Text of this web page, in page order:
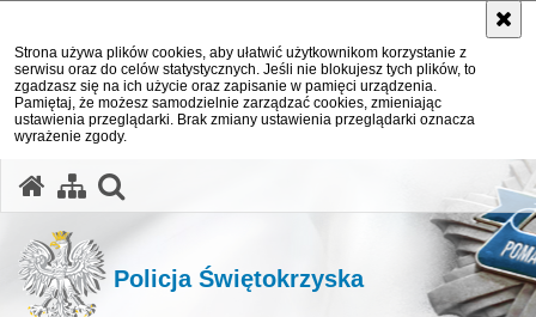
Strona używa plików cookies, aby ułatwić użytkownikom korzystanie z
serwisu oraz do celów statystycznych. Jeśli nie blokujesz tych plików, to
zgadzasz się na ich użycie oraz zapisanie w pamięci urządzenia.
Pamiętaj, że możesz samodzielnie zarządzać cookies, zmieniając
ustawienia przeglądarki. Brak zmiany ustawienia przeglądarki oznacza
wyrażenie zgody.
Policja Świętokrzyska